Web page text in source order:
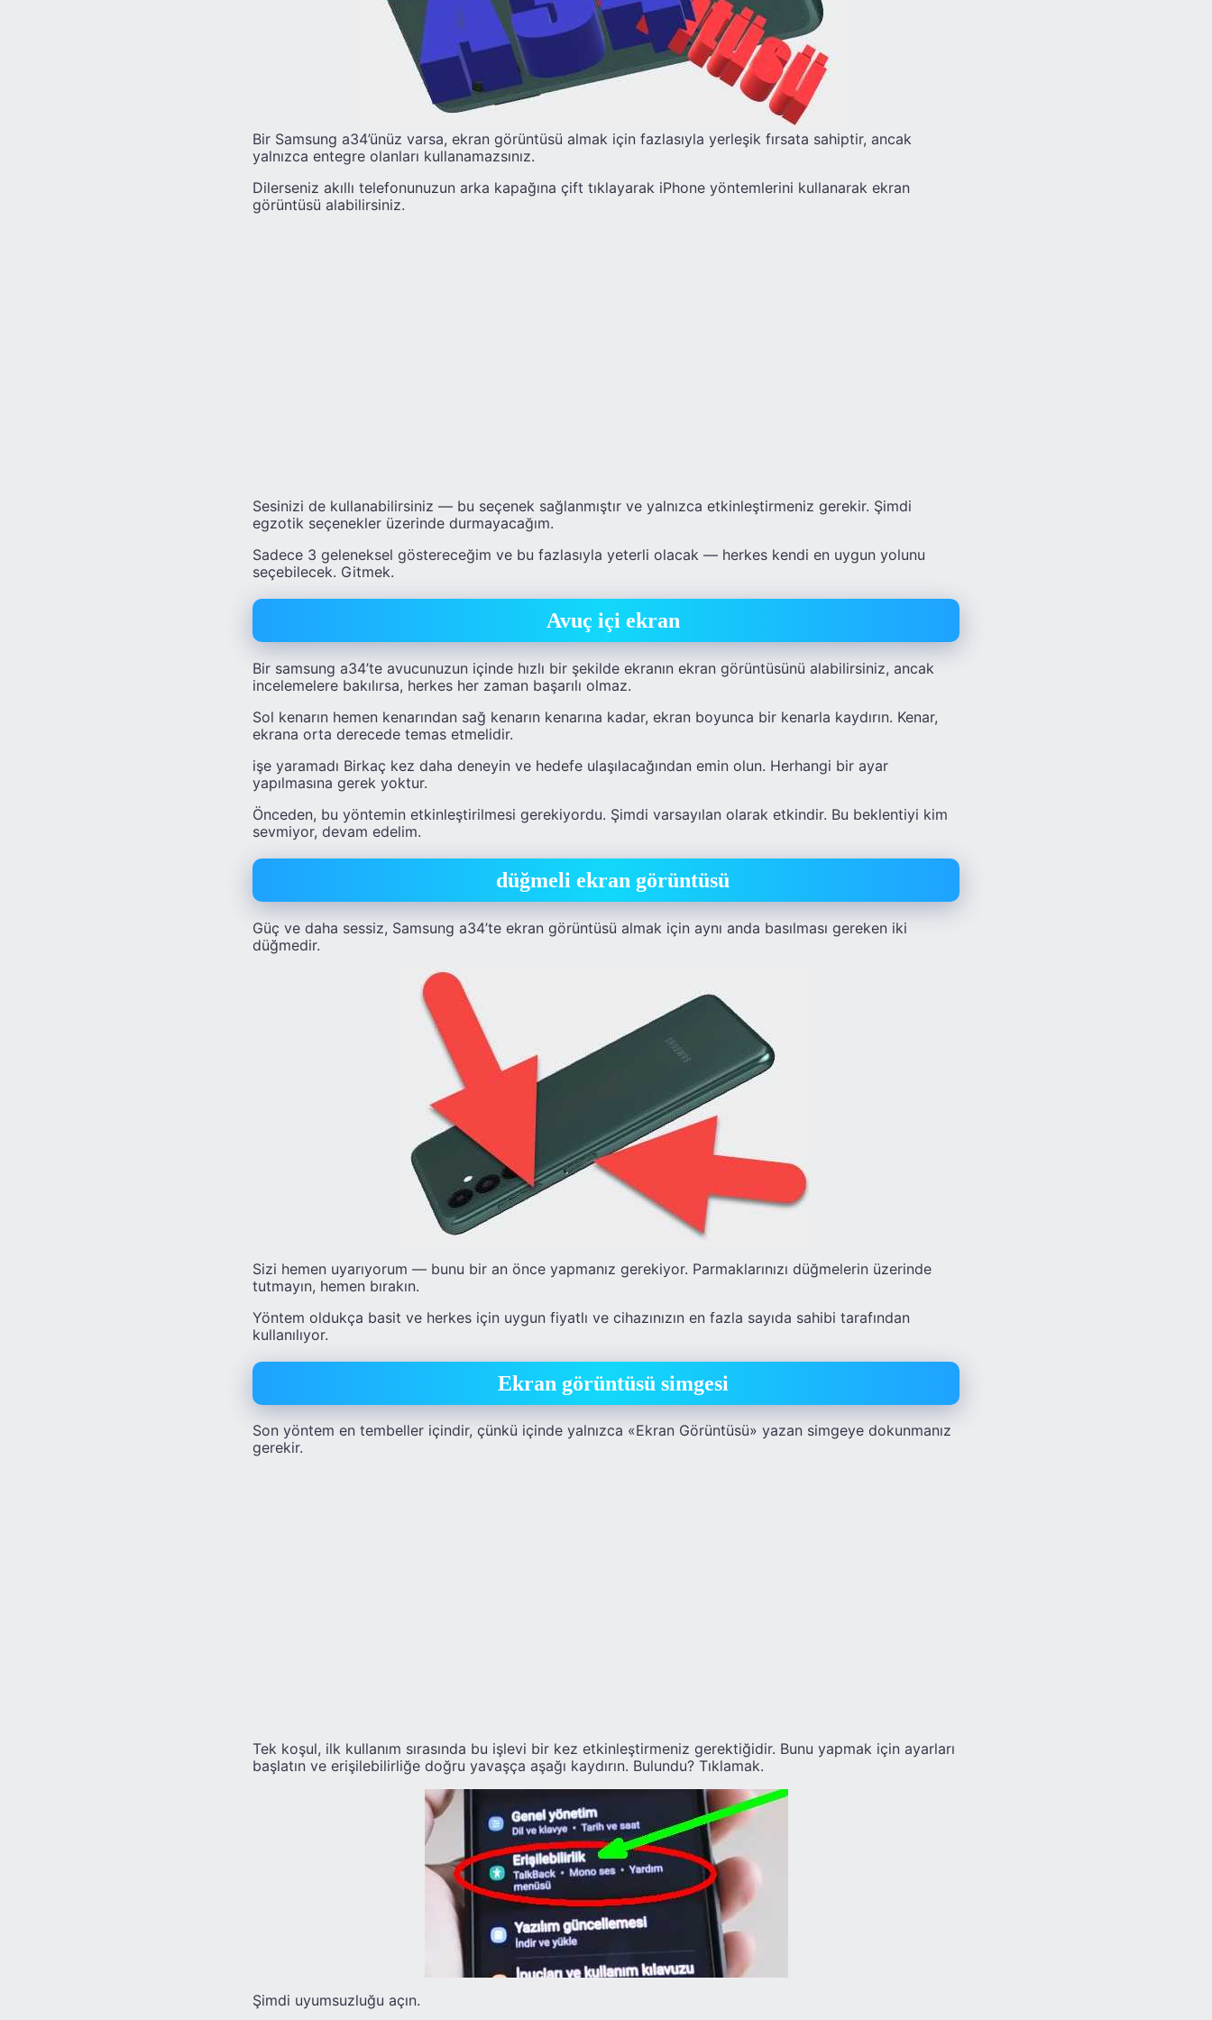
Bir Samsung a34’ünüz varsa, ekran görüntüsü almak için fazlasıyla yerleşik fırsata sahiptir, ancak
yalnızca entegre olanları kullanamazsınız.
Dilerseniz akıllı telefonunuzun arka kapağına çift tıklayarak iPhone yöntemlerini kullanarak ekran
görüntüsü alabilirsiniz.
Sesinizi de kullanabilirsiniz — bu seçenek sağlanmıştır ve yalnızca etkinleştirmeniz gerekir. Şimdi
egzotik seçenekler üzerinde durmayacağım.
Sadece 3 geleneksel göstereceğim ve bu fazlasıyla yeterli olacak — herkes kendi en uygun yolunu
seçebilecek. Gitmek.
Avuç içi ekran
Bir samsung a34’te avucunuzun içinde hızlı bir şekilde ekranın ekran görüntüsünü alabilirsiniz, ancak
incelemelere bakılırsa, herkes her zaman başarılı olmaz.
Sol kenarın hemen kenarından sağ kenarın kenarına kadar, ekran boyunca bir kenarla kaydırın. Kenar,
ekrana orta derecede temas etmelidir.
işe yaramadı Birkaç kez daha deneyin ve hedefe ulaşılacağından emin olun. Herhangi bir ayar
yapılmasına gerek yoktur.
Önceden, bu yöntemin etkinleştirilmesi gerekiyordu. Şimdi varsayılan olarak etkindir. Bu beklentiyi kim
sevmiyor, devam edelim.
düğmeli ekran görüntüsü
Güç ve daha sessiz, Samsung a34’te ekran görüntüsü almak için aynı anda basılması gereken iki
düğmedir.
Sizi hemen uyarıyorum — bunu bir an önce yapmanız gerekiyor. Parmaklarınızı düğmelerin üzerinde
tutmayın, hemen bırakın.
Yöntem oldukça basit ve herkes için uygun fiyatlı ve cihazınızın en fazla sayıda sahibi tarafından
kullanılıyor.
Ekran görüntüsü simgesi
Son yöntem en tembeller içindir, çünkü içinde yalnızca «Ekran Görüntüsü» yazan simgeye dokunmanız
gerekir.
Tek koşul, ilk kullanım sırasında bu işlevi bir kez etkinleştirmeniz gerektiğidir. Bunu yapmak için ayarları
başlatın ve erişilebilirliğe doğru yavaşça aşağı kaydırın. Bulundu? Tıklamak.
Şimdi uyumsuzluğu açın.